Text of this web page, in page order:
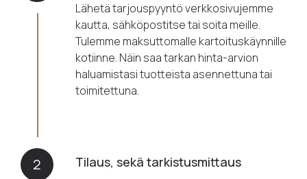
Lähetä tarjouspyyntö verkkosivujemme
kautta, sähköpostitse tai soita meille.
Tulemme maksuttomalle kartoituskäynnille
kotiinne. Näin saa tarkan hinta-arvion
haluamistasi tuotteista asennettuna tai
toimitettuna.
2 Tilaus, sekä tarkistusmittaus